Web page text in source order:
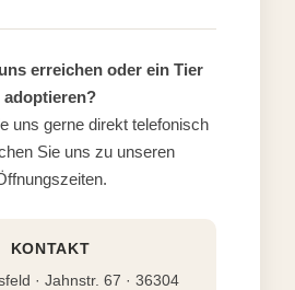
erreichen oder ein Tier
adoptieren?
uns gerne direkt telefonisch
Sie uns zu unseren
KONTAKT
· Jahnstr. 67 · 36304